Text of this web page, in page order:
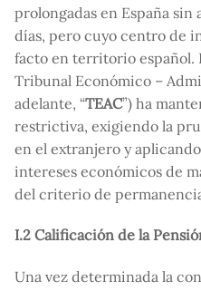
prolongadas en España sin
días, pero cuyo centro de
facto en territorio español.
Tribunal Económico –
adelante, “TEAC”) ha
restrictiva, exigiendo la
en el extranjero y
intereses económicos de
del criterio de
I.2 Calificación de la
Una vez determinada la